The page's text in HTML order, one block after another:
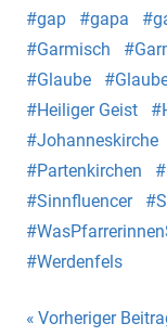
gap
gapa
Garmisch
Glaube
Heiliger Geist
Johanneskirche
Partenkirchen
Sinnfluencer
Werdenfels
Vorheriger